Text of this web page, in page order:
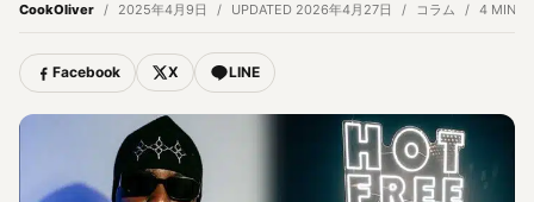
CookOliver 2025年4月9日 UPDATED 2026年4月27日 コラム 4 MIN
Facebook X LINE